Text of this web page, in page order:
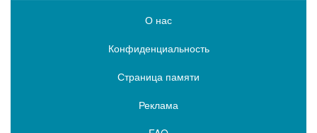
О нас
Конфиденциальность
Страница памяти
Реклама